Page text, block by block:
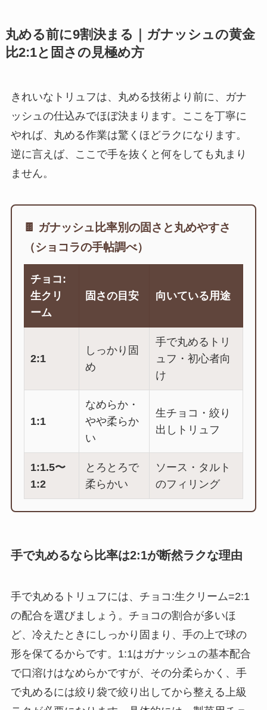
丸める前に9割決まる｜ガナッシュの黄金
比2:1と固さの見極め方
きれいなトリュフは、丸める技術より前に、ガナ
ッシュの仕込みでほぼ決まります。ここを丁寧に
やれば、丸める作業は驚くほどラクになります。
逆に言えば、ここで手を抜くと何をしても丸まり
ません。
🍫 ガナッシュ比率別の固さと丸めやすさ
（ショコラの手帖調べ）
チョコ:
生クリ
ーム
固さの目安 向いている用途
2:1
しっかり固
め
手で丸めるトリ
ュフ・初心者向
け
1:1
なめらか・
やや柔らか
い
生チョコ・絞り
出しトリュフ
1:1.5〜
1:2
とろとろで
柔らかい
ソース・タルト
のフィリング
手で丸めるなら比率は2:1が断然ラクな理由
手で丸めるトリュフには、チョコ:生クリーム=2:1
の配合を選びましょう。チョコの割合が多いほ
ど、冷えたときにしっかり固まり、手の上で球の
形を保てるからです。1:1はガナッシュの基本配合
で口溶けはなめらかですが、その分柔らかく、手
で丸めるには絞り袋で絞り出してから整える上級